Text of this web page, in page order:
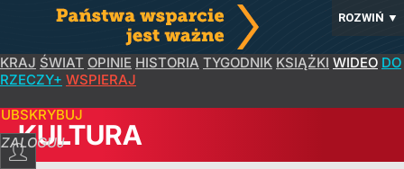
ROZWIŃ ▼
KRAJ ŚWIAT OPINIE HISTORIA TYGODNIK KSIĄŻKI WIDEO DO
RZECZY+ WSPIERAJ
ZALOGUJ
KULTURA